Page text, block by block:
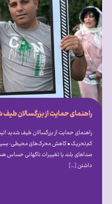
کم‌تحریک • کاهش محرک‌های محیطی:
صداهای بلند یا تغییرات ناگهانی حساس
داشتن […]